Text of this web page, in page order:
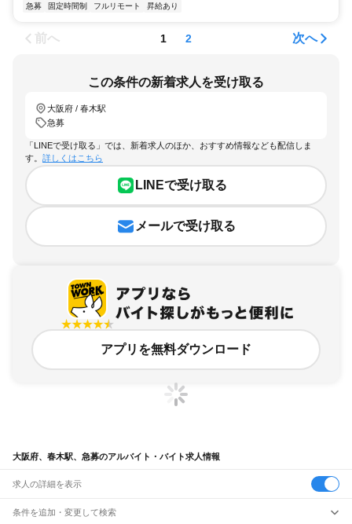
急募 固定時間制 フルリモート 昇給あり
前へ 1 2 次へ
この条件の新着求人を受け取る
大阪府 / 春木駅
急募
「LINEで受け取る」では、新着求人のほか、おすすめ情報なども配信しま
す。 詳しくはこちら
LINEで受け取る
メールで受け取る
アプリを無料ダウンロード
大阪府、春木駅、急募のアルバイト・バイト求人情報
求人の詳細を表示
条件を追加・変更して検索